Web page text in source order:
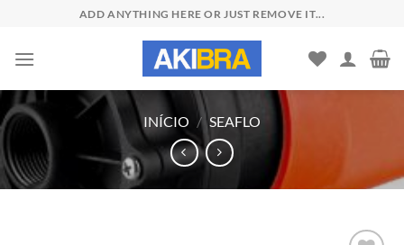
content
ADD ANYTHING HERE OR JUST REMOVE IT...
INÍCIO / SEAFLO